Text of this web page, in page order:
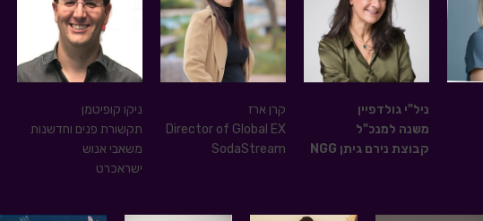
ניל"י גולדפיין
משנה למנכ"ל
קבוצת נירם גיתן NGG
קרן ארז
Director of Global EX
SodaStream
ניקו קופיטמן
תקשורת פנים וחדשנות
משאבי אנוש
ישראכרט